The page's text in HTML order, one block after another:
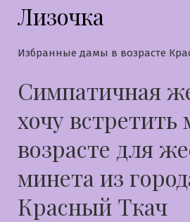
Лизочка
Избранные дамы в возрасте
Симпатичная
хочу
возрасте для
минета из
Красный Ткач